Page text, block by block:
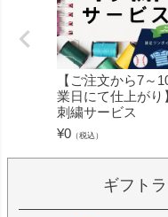
【ご注文から7～
業日にて仕上がり
刺繍サービス
¥0 （税込）
ギフト